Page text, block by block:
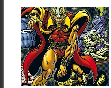
24.05.22
RESEÑAS:
WARLOCK:
MARVEL GOLD:
«LA AMENAZA DE
THANOS» (1975-
1976)
Stan Lee y Jack Kirby crearon
▶